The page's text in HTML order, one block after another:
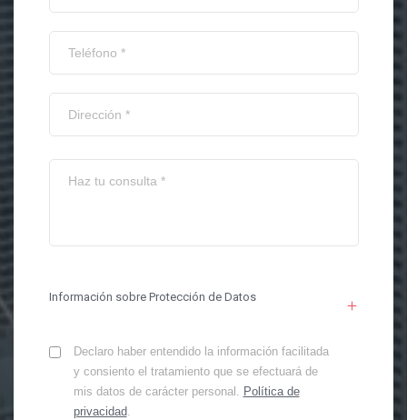
Información sobre Protección de Datos
Declaro haber entendido la información facilitada
y consiento el tratamiento que se efectuará de
mis datos de carácter personal. Política de
privacidad.